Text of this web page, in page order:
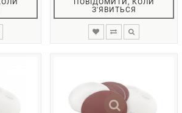
З'ЯВИТЬСЯ